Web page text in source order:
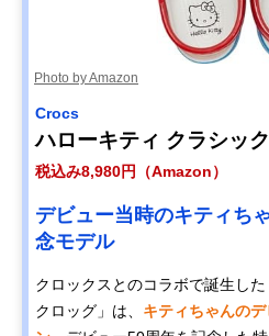
Photo by Amazon
Crocs
ハローキティ クラシッ
税込み8,980円（Amazon）
デビュー当時のキティち
念モデル
クロックスとのコラボで誕生し
クロッグ」は、 キティちゃんの